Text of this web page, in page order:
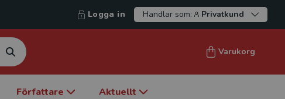
Logga in Handlar som: Privatkund
Varukorg
Författare Aktuellt